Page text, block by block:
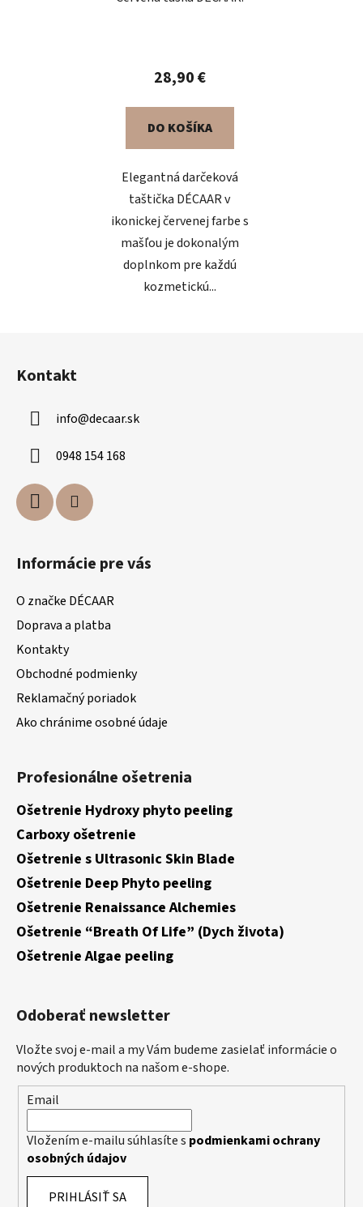
28,90 €
DO KOŠÍKA
Elegantná darčeková
taštička DÉCAAR v
ikonickej červenej farbe s
mašľou je dokonalým
doplnkom pre každú
kozmetickú...
Kontakt
info@decaar.sk
0948 154 168
Informácie pre vás
O značke DÉCAAR
Doprava a platba
Kontakty
Obchodné podmienky
Reklamačný poriadok
Ako chránime osobné údaje
Profesionálne ošetrenia
Ošetrenie Hydroxy phyto peeling
Carboxy ošetrenie
Ošetrenie s Ultrasonic Skin Blade
Ošetrenie Deep Phyto peeling
Ošetrenie Renaissance Alchemies
Ošetrenie “Breath Of Life” (Dych života)
Ošetrenie Algae peeling
Odoberať newsletter
Vložte svoj e-mail a my Vám budeme zasielať informácie o
nových produktoch na našom e-shope.
Email
Vložením e-mailu súhlasíte s podmienkami ochrany
osobných údajov
PRIHLÁSIŤ SA